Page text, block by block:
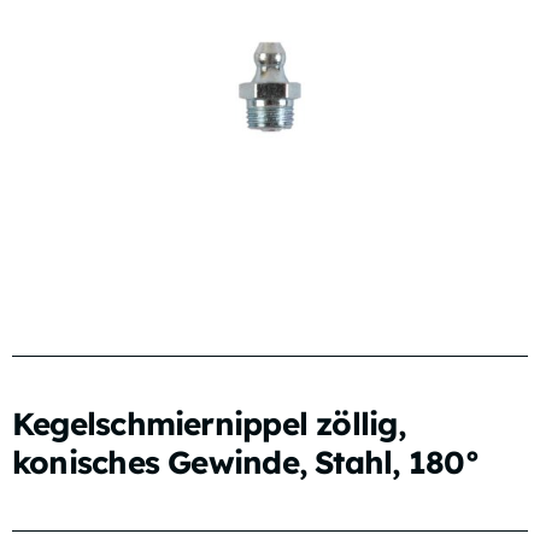
Kegelschmiernippel zöllig,
konisches Gewinde, Stahl, 180°